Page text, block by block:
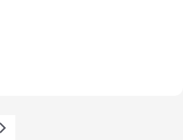
Следующая страница